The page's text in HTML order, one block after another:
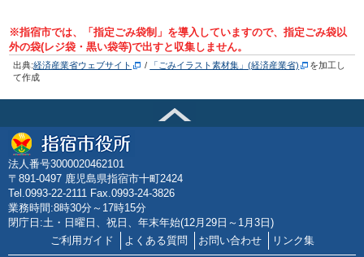
※指宿市では、「指定ごみ袋制」を導入していますので、指定ごみ袋以
外の袋(レジ袋・黒い袋等)で出すと収集しません。
出典:経済産業省ウェブサイト / 「ごみイラスト素材集」(経済産業省)
を加工し
て作成
法人番号3000020462101
〒891-0497 鹿児島県指宿市十町2424
Tel.0993-22-2111 Fax.0993-24-3826
業務時間:8時30分～17時15分
閉庁日:土・日曜日、祝日、年末年始(12月29日～1月3日)
ご利用ガイド
よくある質問 お問い合わせ リンク集